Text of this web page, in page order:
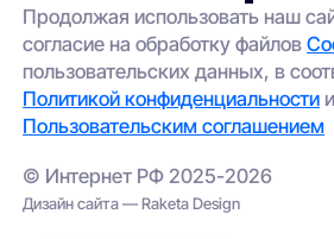
Продолжая использовать наш
согласие на обработку файлов
пользовательских данных, в
Политикой конфиденциальности и
Пользовательским соглашением
© Интернет РФ 2025-2026
Дизайн сайта — Raketa Design